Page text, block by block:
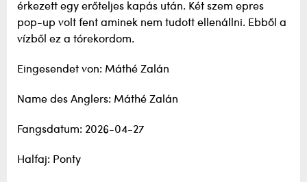
érkezett egy erőteljes kapás után. Két szem epres
pop-up volt fent aminek nem tudott ellenállni. Ebből a
vízből ez a tórekordom.
Eingesendet von: Máthé Zalán
Name des Anglers: Máthé Zalán
Fangsdatum: 2026-04-27
Halfaj: Ponty